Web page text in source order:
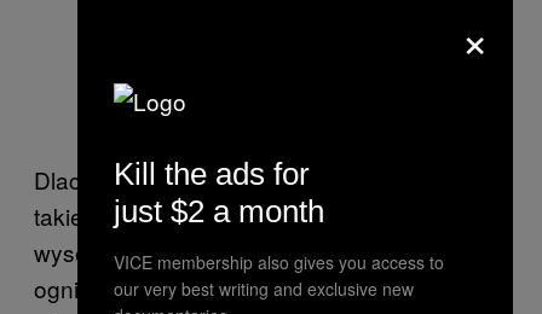
Dlaczego wybrana metoda przyrządzania ma
takie znaczenie? Gdy mięso smaży się w
wysokiej temperaturze lub grilluje nad
ogniem, powstają kancerogeny [czynniki
×
Kill the ads for
just $2 a month
VICE membership also gives you access to
our very best writing and exclusive new